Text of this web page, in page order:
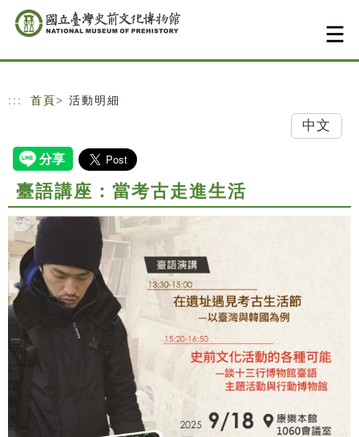
跳到主要內容
網站導覽
::: 首頁 > 活動明細
中文
臺語講座：當考古走進生活